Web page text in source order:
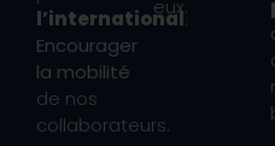
l’international.
Encourager
la mobilité
de nos
collaborateurs.
eux.